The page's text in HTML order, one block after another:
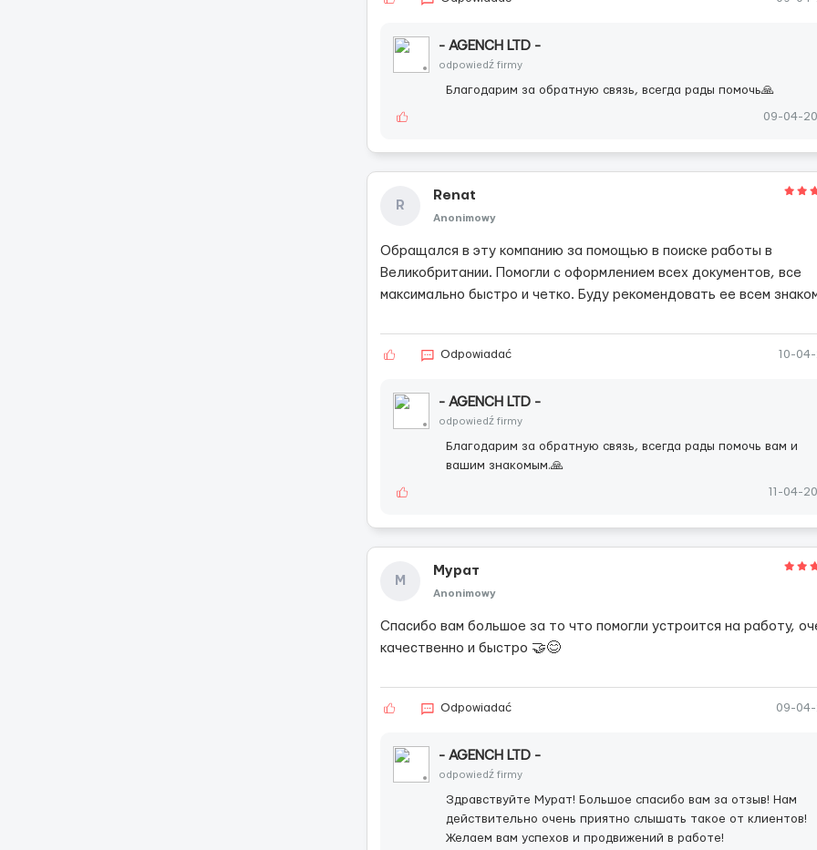
- AGENCH LTD -
odpowiedź firmy
Благодарим за обратную связь, всегда рады помочь🙏
09-04-
R
Renat
Anonimowy
Обращался в эту компанию за помощью в поиске работы в
Великобритании. Помогли с оформлением всех документов, все
максимально быстро и четко. Буду рекомендовать ее всем
Odpowiadać 10-
- AGENCH LTD -
odpowiedź firmy
Благодарим за обратную связь, всегда рады помочь вам и
вашим знакомым.🙏
11-04-
М
Мурат
Anonimowy
Спасибо вам большое за то что помогли устроится на работу,
качественно и быстро 🤝😊
Odpowiadać 09-
- AGENCH LTD -
odpowiedź firmy
Здравствуйте Мурат! Большое спасибо вам за отзыв! Нам
действительно очень приятно слышать такое от клиентов!
Желаем вам успехов и продвижений в работе!